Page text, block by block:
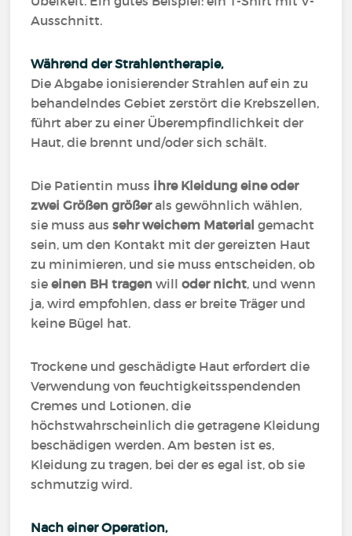
Ausschnitt.
Während der Strahlentherapie,
Die Abgabe ionisierender Strahlen auf ein zu
behandelndes Gebiet zerstört die Krebszellen,
führt aber zu einer Überempfindlichkeit der
Haut, die brennt und/oder sich schält.
Die Patientin muss ihre Kleidung eine oder
zwei Größen größerals gewöhnlich wählen,
sie muss aussehr weichem Material gemacht
sein, um den Kontakt mit der gereizten Haut
zu minimieren, und sie muss entscheiden, ob
sieeinen BH tragenwilloder nicht, und wenn
ja, wird empfohlen, dass er breite Träger und
keine Bügel hat.
Trockene und geschädigte Haut erfordert die
Verwendung von feuchtigkeitsspendenden
Cremes und Lotionen, die
höchstwahrscheinlich die getragene Kleidung
beschädigen werden. Am besten ist es,
Kleidung zu tragen, bei der es egal ist, ob sie
schmutzig wird.
Nach einer Operation,